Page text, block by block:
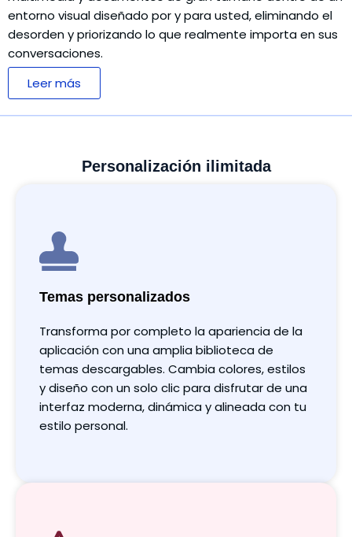
entorno visual diseñado por y para usted, eliminando el
desorden y priorizando lo que realmente importa en sus
conversaciones.
Leer más
Personalización ilimitada
Temas personalizados
Transforma por completo la apariencia de la
aplicación con una amplia biblioteca de
temas descargables. Cambia colores, estilos
y diseño con un solo clic para disfrutar de una
interfaz moderna, dinámica y alineada con tu
estilo personal.